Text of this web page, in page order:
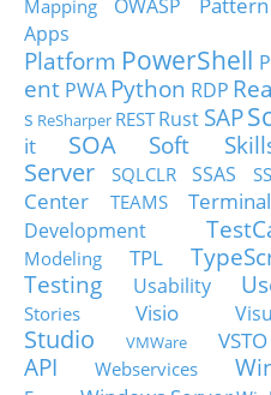
Mapping
OWASP
Apps
Platform PowerShell
ent PWA Python RDP
s ReSharper RESTRust SAP
it
SOA Soft
Server
SQLCLR SSAS
Center
TEAMS
Development
Modeling
TPL
Testing
Usability
Stories
Visio
Studio
VMWare VSTO
API
Webservices